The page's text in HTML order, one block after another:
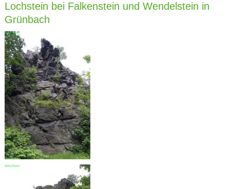
Lochstein bei Falkenstein und Wendelstein in
Grünbach